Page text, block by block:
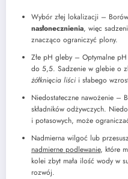
Wybór złej lokalizacji –
nasłonecznienia, więc
znacząco ograniczyć plony.
Złe pH gleby – Optymalne
do 5,5. Sadzenie w glebie o
żółknięcia liści i słabego
Niedostateczne nawożenie –
składników odżywczych.
i potasowych, może
Nadmierna wilgoć lub
nadmierne podlewanie, które
kolei zbyt mała ilość wody w
rozwój.